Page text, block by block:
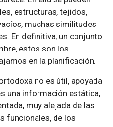
estructuras, tejidos,
muchas similitudes
En definitiva, un conjunto
estos son los
en la planificación.
no es útil, apoyada
una información estática,
muy alejada de las
funcionales, de los